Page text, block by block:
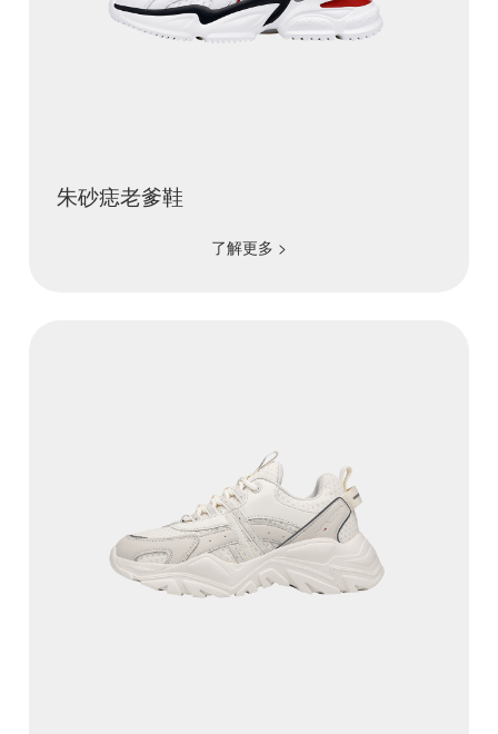
朱砂痣老爹鞋
了解更多 >